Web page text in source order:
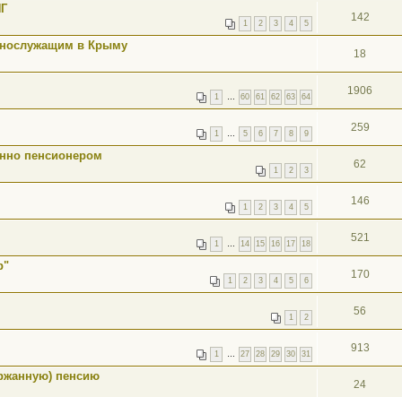
1 2 3 4 5 142
в Крыму
18
1 … 60 61 62 63 64 1906
1 … 5 6 7 8 9 259
пенсионером
1 2 3 62
1 2 3 4 5 146
1 … 14 15 16 17 18 521
1 2 3 4 5 6 170
1 2 56
1 … 27 28 29 30 31 913
пенсию
24